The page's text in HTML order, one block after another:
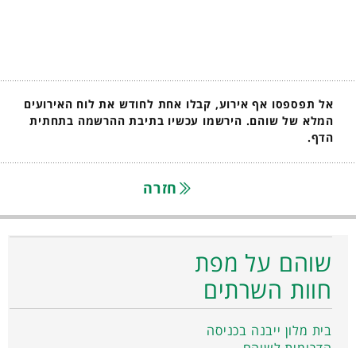
אל תפספסו אף אירוע, קבלו אחת לחודש את לוח האירועים
המלא של שוהם. הירשמו עכשיו בתיבת ההרשמה בתחתית
הדף.
חזרה
שוהם על מפת
חוות השרתים
בית מלון ייבנה בכניסה